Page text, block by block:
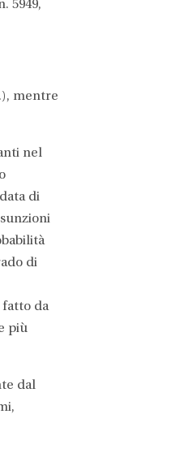
5949,
mentre
nel
di
di
fatto da
più
dal